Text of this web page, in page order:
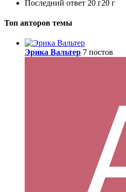
Последний ответ 20 г20 г
Топ авторов темы
Эрика Вальтер 7 постов